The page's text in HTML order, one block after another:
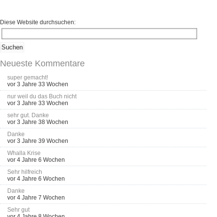
Diese Website durchsuchen:
Neueste Kommentare
super gemacht!
vor 3 Jahre 33 Wochen
nur weil du das Buch nicht
vor 3 Jahre 33 Wochen
sehr gut. Danke
vor 3 Jahre 38 Wochen
Danke
vor 3 Jahre 39 Wochen
Whalla Krise
vor 4 Jahre 6 Wochen
Sehr hilfreich
vor 4 Jahre 6 Wochen
Danke
vor 4 Jahre 7 Wochen
Sehr gut